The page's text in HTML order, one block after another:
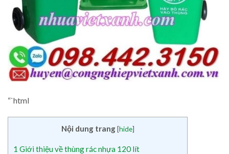
“`html
Nội dung trang [hide]
1 Giới thiệu về thùng rác nhựa 120 lít